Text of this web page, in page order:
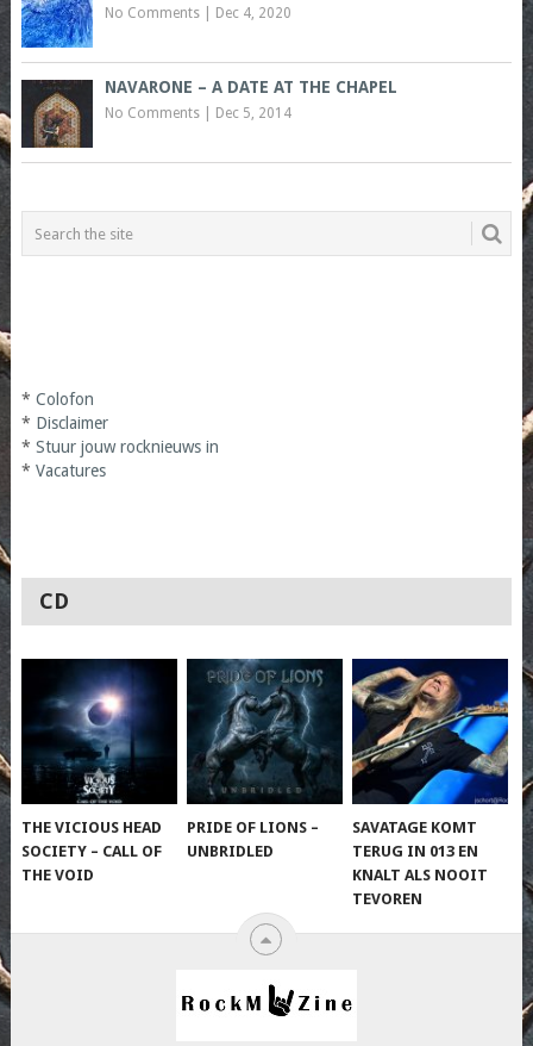
No Comments| Dec 4, 2020
NAVARONE – A DATE AT THE CHAPEL
No Comments| Dec 5, 2014
* Colofon
* Disclaimer
* Stuur jouw rocknieuws in
* Vacatures
CD
THE VICIOUS HEAD
SOCIETY – CALL OF
THE VOID
PRIDE OF LIONS –
UNBRIDLED
SAVATAGE KOMT
TERUG IN 013 EN
KNALT ALS NOOIT
TEVOREN